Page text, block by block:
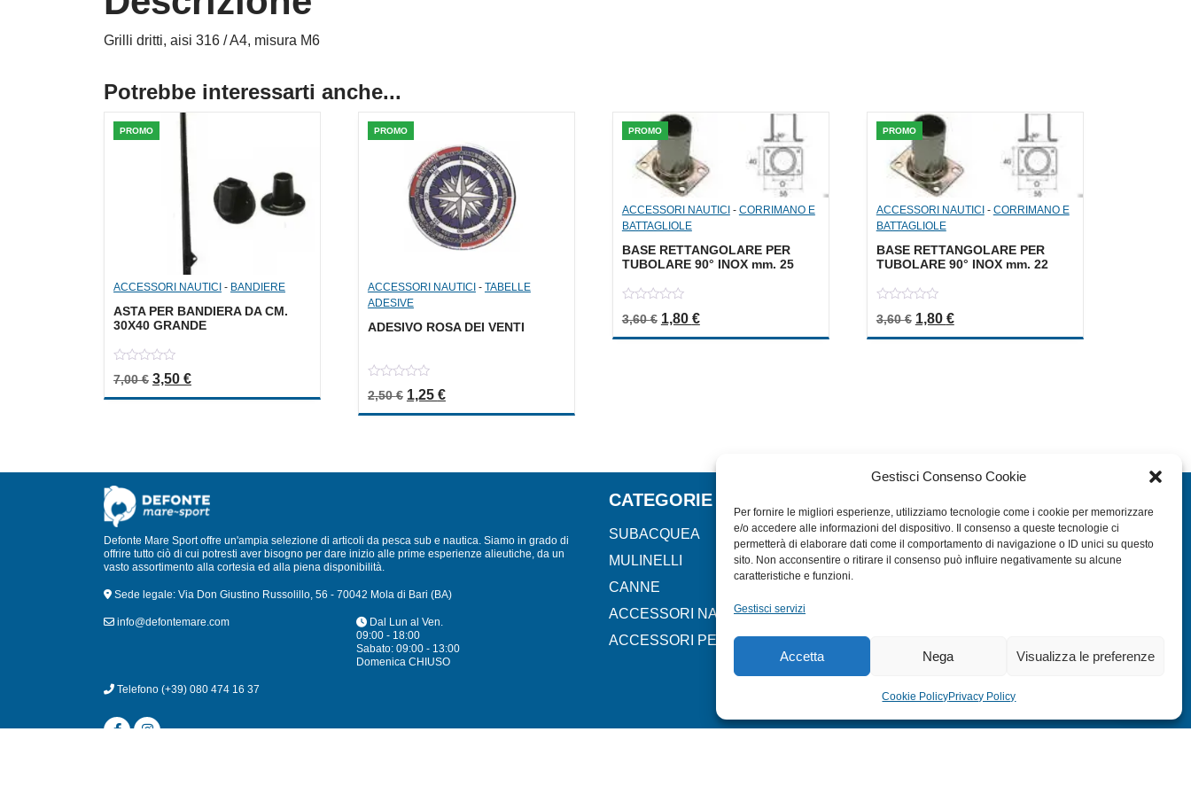
Gestisci Consenso Cookie
Per fornire le migliori esperienze, utilizziamo tecnologie come i cookie per memorizzare
e/o accedere alle informazioni del dispositivo. Il consenso a queste tecnologie ci
permetterà di elaborare dati come il comportamento di navigazione o ID unici su questo
sito. Non acconsentire o ritirare il consenso può influire negativamente su alcune
caratteristiche e funzioni.
Gestisci servizi
Accetta Nega Visualizza le preferenze
Cookie PolicyPrivacy Policy
Grilli dritti, aisi 316 / A4, misura M6
Potrebbe interessarti anche...
PROMO
ACCESSORI NAUTICI - BANDIERE
ASTA PER BANDIERA DA CM.
30X40 GRANDE
out
of
7,00€ Il prezzo originale era: 7,00 €.
3,50 €Il prezzo attuale è: 3,50 €.
PROMO
ACCESSORI NAUTICI- TABELLE
ADESIVE
ADESIVO ROSA DEI VENTI
out
of
2,50€ Il prezzo originale era: 2,50 €.
1,25 €Il prezzo attuale è: 1,25 €.
PROMO
ACCESSORI NAUTICI - CORRIMANO E
BATTAGLIOLE
BASE RETTANGOLARE PER
TUBOLARE 90° INOX mm. 25
out
of
3,60€ Il prezzo originale era: 3,60 €.
1,80 €Il prezzo attuale è: 1,80 €.
PROMO
ACCESSORI NAUTICI - CORRIMANO E
BATTAGLIOLE
BASE RETTANGOLARE PER
TUBOLARE 90° INOX mm. 22
out
of
3,60€ Il prezzo originale era: 3,60 €.
1,80 €Il prezzo attuale è: 1,80 €.
Defonte Mare Sport offre un'ampia selezione di articoli da pesca sub e nautica. Siamo in grado di
offrire tutto ciò di cui potresti aver bisogno per dare inizio alle prime esperienze alieutiche, da un
vasto assortimento alla cortesia ed alla piena disponibilità.
Sede legale: Via Don Giustino Russolillo, 56 - 70042 Mola di Bari (BA)
info@defontemare.com
Dal Lun al Ven.
09:00 - 18:00
Sabato: 09:00 - 13:00
Domenica CHIUSO
Telefono (+39) 080 474 16 37
CATEGORIE
SUBACQUEA
MULINELLI
CANNE
ACCESSORI NAUTICI
ACCESSORI PESCA
HOME
SHOP
COOKIE POLICY (UE)
MODULO RESO